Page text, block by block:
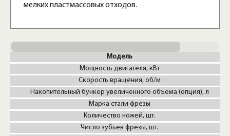
мелких пластмассовых отходов.
Модель
Мощность двигателя, кВт
Скорость вращения, об/м
Накопительный бункер увеличенного объема (опция), л
Марка стали фрезы
Количество ножей, шт.
Число зубьев фрезы, шт.